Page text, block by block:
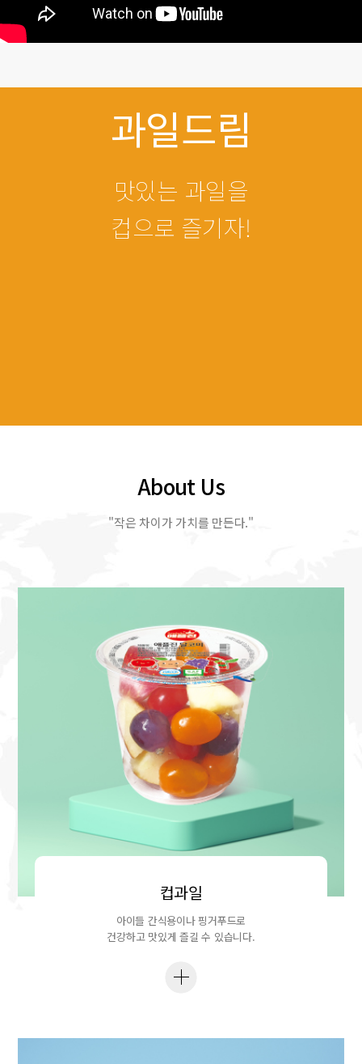
과일드림
맛있는 과일을
컵으로 즐기자!
About Us
"작은 차이가 가치를 만든다."
컵과일
아이들 간식용이나 핑거푸드로
건강하고 맛있게 즐길 수 있습니다.